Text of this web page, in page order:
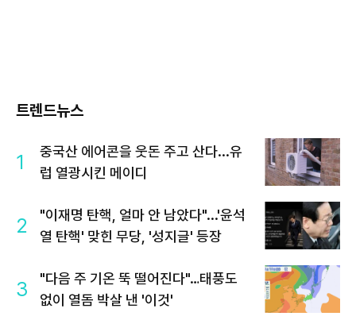
트렌드뉴스
1
중국산 에어콘을 웃돈 주고 산다...유
럽 열광시킨 메이디
2
"이재명 탄핵, 얼마 안 남았다"...'윤석
열 탄핵' 맞힌 무당, '성지글' 등장
3
"다음 주 기온 뚝 떨어진다"…태풍도
없이 열돔 박살 낸 '이것'